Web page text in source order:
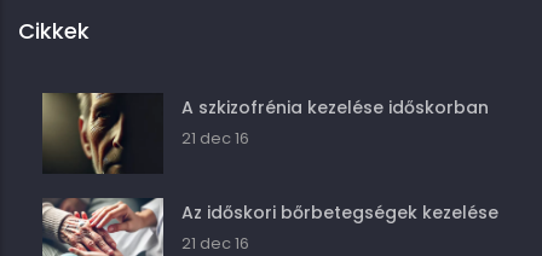
Cikkek
A szkizofrénia kezelése időskorban
21 dec 16
Az időskori bőrbetegségek kezelése
21 dec 16